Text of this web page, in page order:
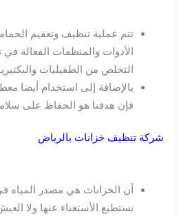
تتم عملية تنظيف وتعقيم
الأدوات والمنظفات الفعالة
التخلص من الطفيليات
بالإضافة إلى استخدام أيضا
فإن هدفنا هو الحفاظ على
شركة تنظيف خزانات بالرياض
أن الخزانات هي مصدر المياه
نستطيع الأستغناء عنها ولا